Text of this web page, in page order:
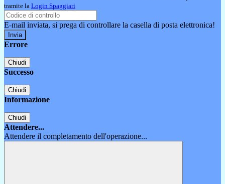
tramite la Login Spaggiari
E-mail inviata, si prega di controllare la casella di posta elettronica!
Errore
Chiudi
Successo
Chiudi
Informazione
Chiudi
Attendere...
Attendere il completamento dell'operazione...